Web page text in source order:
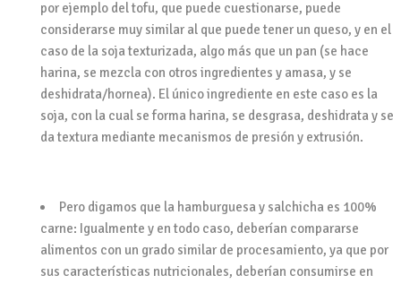
por ejemplo del tofu, que puede cuestionarse, puede
considerarse muy similar al que puede tener un queso, y en el
caso de la soja texturizada, algo más que un pan (se hace
harina, se mezcla con otros ingredientes y amasa, y se
deshidrata/hornea). El único ingrediente en este caso es la
soja, con la cual se forma harina, se desgrasa, deshidrata y se
da textura mediante mecanismos de presión y extrusión.
Pero digamos que la hamburguesa y salchicha es 100%
carne: Igualmente y en todo caso, deberían compararse
alimentos con un grado similar de procesamiento, ya que por
sus características nutricionales, deberían consumirse en